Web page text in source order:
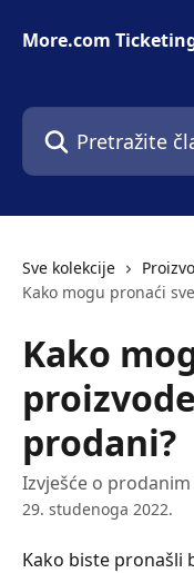
More.com
Pretražite članke...
Sve kolekcije
Kako mogu pronaći
Kako
prodani?
Izvješće o
29. studenoga 2022.
Kako biste pronašli